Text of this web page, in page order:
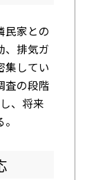
民家との
、排気ガ
集してい
査の段階
、将来